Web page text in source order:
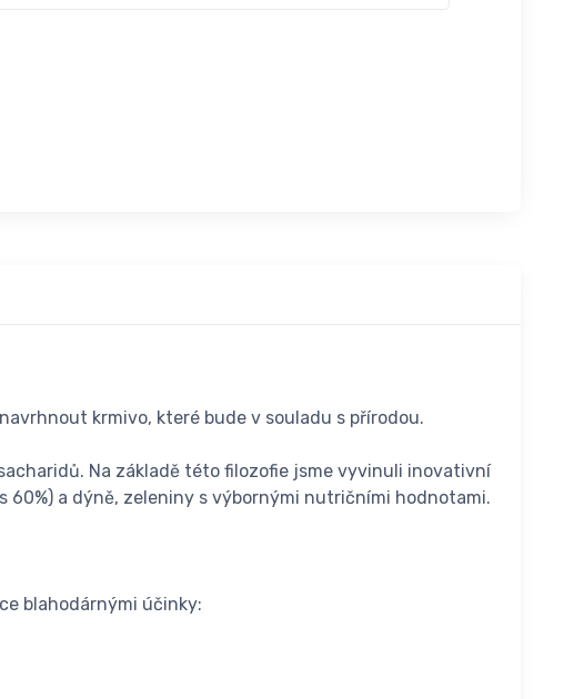
krmivo, které bude v souladu s přírodou.
Na základě této filozofie jsme vyvinuli inovativní
60%) a dýně, zeleniny s výbornými nutričními hodnotami.
blahodárnými účinky: